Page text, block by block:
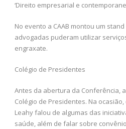
‘Direito empresarial e
No evento a CAAB montou um
advogadas puderam utilizar
engraxate.
Colégio de Presidentes
Antes da abertura da Conferência, a
Colégio de Presidentes. Na
Leahy falou de algumas das
saúde, além de falar sobre